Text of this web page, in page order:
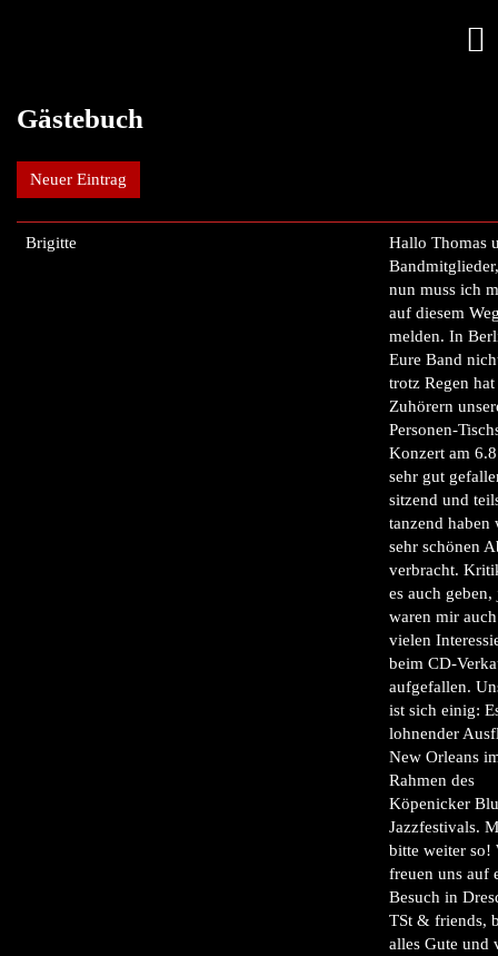
Gästebuch
Neuer Eintrag
Brigitte
Hallo Thomas
Bandmitglieder,
nun muss ich
auf diesem
melden. In
Eure Band
trotz Regen
Zuhörern
Personen-
Konzert am
sehr gut
sitzend und
tanzend haben
sehr schönen
verbracht.
es auch geben,
waren mir
vielen
beim CD-
aufgefallen.
ist sich einig:
lohnender
New Orleans
Rahmen des
Köpenicker
Jazzfestivals.
bitte weiter so!
freuen uns auf
Besuch in
TSt & friends,
alles Gute und